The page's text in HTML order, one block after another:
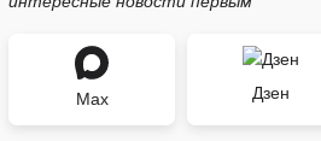
Max Дзен